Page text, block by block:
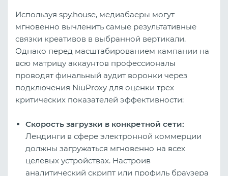
Используя spy.house, медиабаеры могут
мгновенно вычленить самые результативные
связки креативов в выбранной вертикали.
Однако перед масштабированием кампании на
всю матрицу аккаунтов профессионалы
проводят финальный аудит воронки через
подключения NiuProxy для оценки трех
критических показателей эффективности:
Скорость загрузки в конкретной сети:
Лендинги в сфере электронной коммерции
должны загружаться мгновенно на всех
целевых устройствах. Настроив
аналитический скрипт или профиль браузера